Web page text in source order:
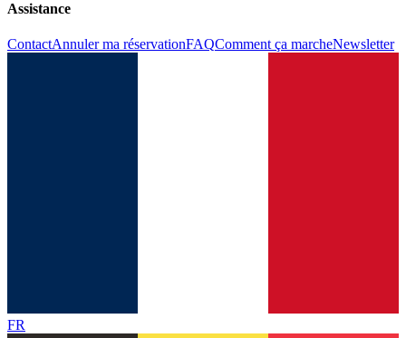
Assistance
ContactAnnuler ma réservationFAQComment ça marcheNewsletter
FR